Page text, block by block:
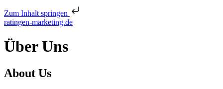
Zum Inhalt springen
ratingen-marketing.de
Über Uns
About Us